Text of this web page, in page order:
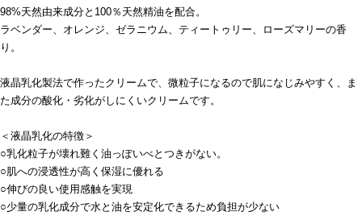
98%天然由来成分と100％天然精油を配合。
ラベンダー、オレンジ、ゼラニウム、ティートゥリー、ローズマリーの香
り。
液晶乳化製法で作ったクリームで、微粒子になるので肌になじみやすく、ま
た成分の酸化・劣化がしにくいクリームです。
＜液晶乳化の特徴＞
○乳化粒子が壊れ難く油っぽいべとつきがない。
○肌への浸透性が高く保湿に優れる
○伸びの良い使用感触を実現
○少量の乳化成分で水と油を安定化できるため負担が少ない